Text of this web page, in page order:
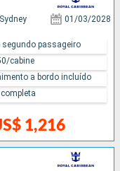
Sydney 01/03/2028
1,216
segundo passageiro
cabine
a bordo incluído